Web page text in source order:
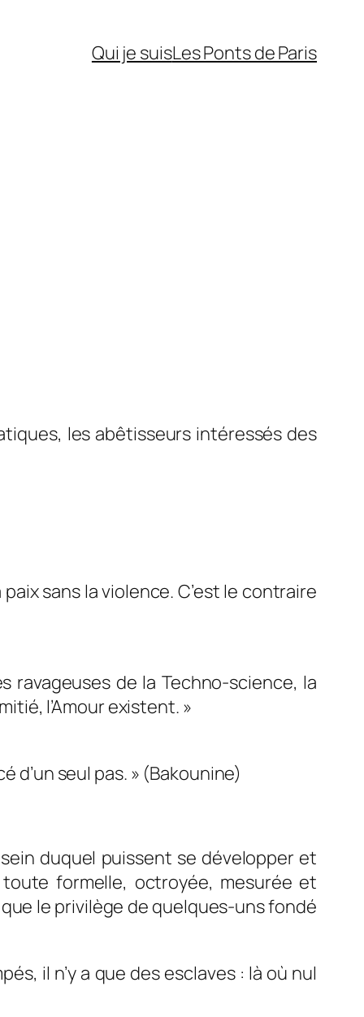
Qui je suisLes Ponts de Paris
les abêtisseurs intéressés des
paix sans la violence. C’est le contraire
ravageuses de la Techno-science, la
l’Amour existent. »
d’un seul pas. » (Bakounine)
duquel puissent se développer et
formelle, octroyée, mesurée et
le privilège de quelques-uns fondé
il n’y a que des esclaves : là où nul